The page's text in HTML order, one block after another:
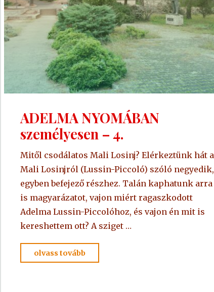
ADELMA NYOMÁBAN
személyesen – 4.
Mitől csodálatos Mali Losinj? Elérkeztünk hát a
Mali Losinjról (Lussin-Piccoló) szóló negyedik,
egyben befejező részhez. Talán kaphatunk arra
is magyarázatot, vajon miért ragaszkodott
Adelma Lussin-Piccolóhoz, és vajon én mit is
kereshettem ott? A sziget …
olvass tovább